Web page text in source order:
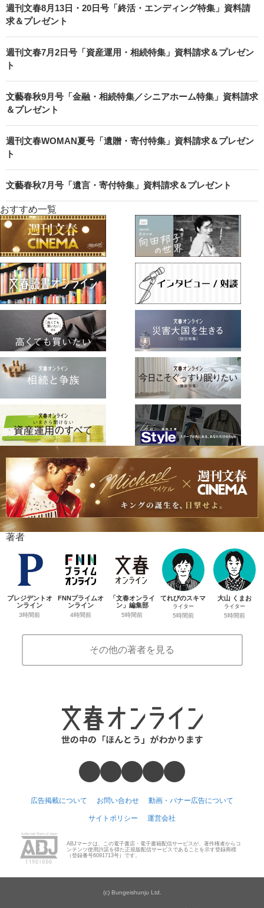
週刊文春8月13日・20日号「終活・エンディング特集」資料請
求＆プレゼント
週刊文春7月2日号「資産運用・相続特集」資料請求＆プレゼン
ト
文藝春秋9月号「金融・相続特集／シニアホーム特集」資料請求
＆プレゼント
週刊文春WOMAN夏号「遺贈・寄付特集」資料請求＆プレゼン
ト
文藝春秋7月号「遺言・寄付特集」資料請求＆プレゼント
おすすめ一覧
著者
プレジデントオ
ンライン
3時間前
FNNプライムオ
ンライン
4時間前
「文春オンライ
ン」編集部
5時間前
てれびのスキマ
ライター
5時間前
大山 くまお
ライター
5時間前
その他の著者を見る
広告掲載について お問い合わせ 動画・バナー広告について
サイトポリシー 運営会社
ABJマークは、この電子書店・電子書籍配信サービスが、著作権者からコ
ンテンツ使用許諾を得た正規版配信サービスであることを示す登録商標
（登録番号6091713号）です。
(c) Bungeishunju Ltd.